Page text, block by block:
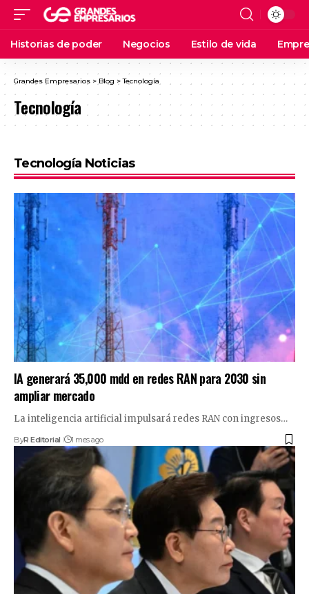
Historias de poder Negocios Estilo de vida
Grandes Empresarios > Blog >Tecnología
Tecnología
Tecnología Noticias
IA generará 35,000 mdd en redes RAN para 2030 sin
ampliar mercado
La inteligencia artificial impulsará redes RAN con ingresos…
ByR Editorial 1 mes ago